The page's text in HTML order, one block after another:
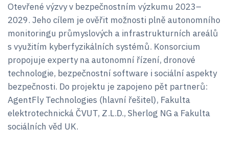
Otevřené výzvy v bezpečnostním výzkumu 2023–
2029. Jeho cílem je ověřit možnosti plně autonomního
monitoringu průmyslových a infrastrukturních areálů
s využitím kyberfyzikálních systémů. Konsorcium
propojuje experty na autonomní řízení, dronové
technologie, bezpečnostní software i sociální aspekty
bezpečnosti. Do projektu je zapojeno pět partnerů:
AgentFly Technologies (hlavní řešitel), Fakulta
elektrotechnická ČVUT, Z.L.D., Sherlog NG a Fakulta
sociálních věd UK.